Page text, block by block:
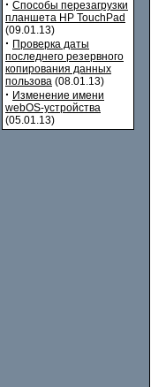
· Способы перезагрузки
планшета HP TouchPad
(09.01.13)
· Проверка даты
последнего резервного
копирования данных
пользова (08.01.13)
· Изменение имени
webOS-устройства
(05.01.13)